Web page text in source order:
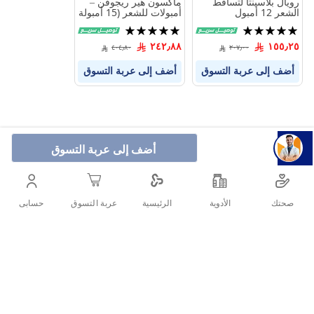
أضف إلى عربة التسوق
الشعر 12 أمبول
تقييم:
100%
١٥٥٫٢٥ ٢٠٧٫٠٠
أضف إلى عربة التسوق
أمبولات للشعر (15 أمبولة
تقييم:
100%
٢٤٢٫٨٨ ٤٠٤٫٨٠
أضف إلى عربة التسوق
صحتك الأدوية الرئيسية عربة التسوق حسابى